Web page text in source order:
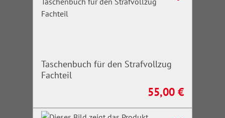
Taschenbuch für den Strafvollzug
Fachteil
Regulärer Preis:
55,00 €